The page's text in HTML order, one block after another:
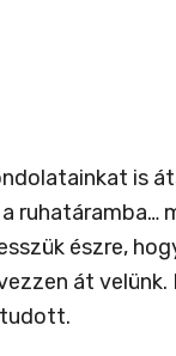
is
észre,
át
tudott.